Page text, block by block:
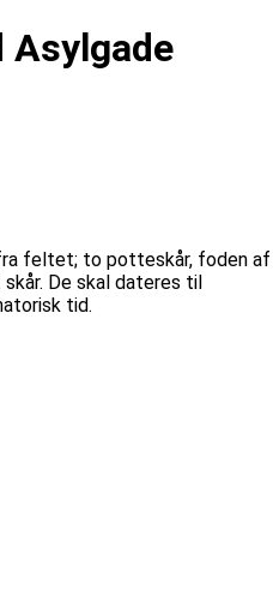
Asylgade
feltet; to potteskår, foden af
De skal dateres til
tid.